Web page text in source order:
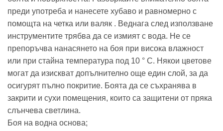
преди употреба и нанесете хубаво и равномерно с
помощта на четка или валяк . Веднага след използване
инструментите трябва да се измият с вода. Не се
препоръчва нанасянето на боя при висока влажност
или при стайна температура под 10 ° C. Някои цветове
могат да изискват допълнително още един слой, за да
осигурят пълно покритие. Боята да се съхранява в
закрити и сухи помещения, които са защитени от пряка
слънчева светлина.
Боя на водна основа;